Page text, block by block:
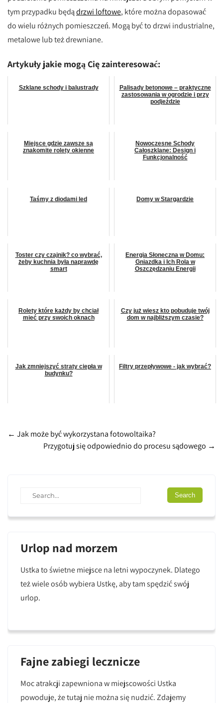
tym przypadku będądrzwi loftowe, które można dopasować
do wielu różnych pomieszczeń. Mogą być to drzwi industrialne,
metalowe lub też drewniane.
Artykuły jakie mogą Cię zainteresować:
Szklane schody i balustrady
Palisady betonowe – praktyczne
zastosowania w ogrodzie i przy
podjeździe
Miejsce gdzie zawsze są
znakomite rolety okienne
Nowoczesne Schody
Całoszklane: Design i
Funkcjonalność
Taśmy z diodami led Domy w Stargardzie
Toster czy czajnik? co wybrać,
żeby kuchnia była naprawdę
smart
Energia Słoneczna w Domu:
Gniazdka i Ich Rola w
Oszczędzaniu Energii
Rolety które każdy by chciał
mieć przy swoich oknach
Czy już wiesz kto pobuduje twój
dom w najbliższym czasie?
Jak zmniejszyć straty ciepła w
budynku?
Filtry przepływowe - jak wybrać?
Post
navigation
← Jak może być wykorzystana fotowoltaika?
Przygotuj się odpowiednio do procesu sądowego →
Urlop nad morzem
Ustka to świetne miejsce na letni wypoczynek. Dlatego
też wiele osób wybiera Ustkę, aby tam spędzić swój
urlop.
Fajne zabiegi lecznicze
Moc atrakcji zapewniona w miejscowości Ustka
powoduje, że tutaj nie można się nudzić. Zdajemy